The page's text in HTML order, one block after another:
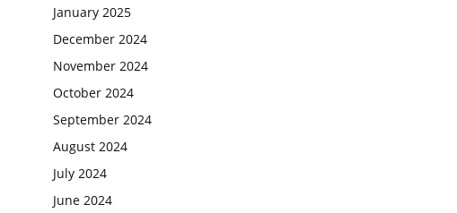
January 2025
December 2024
November 2024
October 2024
September 2024
August 2024
July 2024
June 2024